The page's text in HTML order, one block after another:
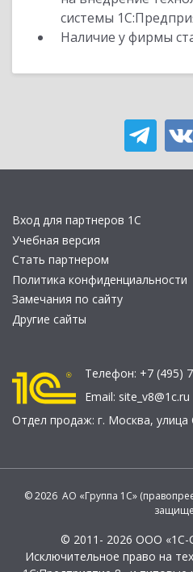
системы
Наличие у фирмы
Вход для партнеров 1С
Учебная версия
Стать партнером
Политика конфиденциальности
Замечания по сайту
Другие сайты
Телефон: +7 (495)
Email: site_v8@1c.ru
Отдел продаж: г. Москва, улица
© 2026 АО «Группа 1С»
© 2011- 2026 ООО «1С-
Исключительное право на